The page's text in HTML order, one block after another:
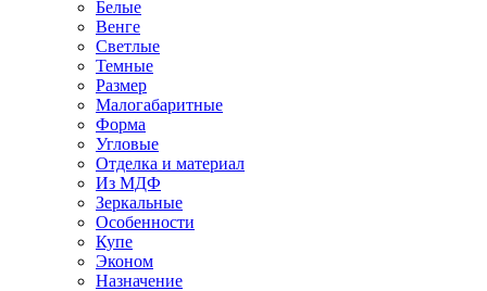
Белые
Венге
Светлые
Темные
Размер
Малогабаритные
Форма
Угловые
Отделка и материал
Из МДФ
Зеркальные
Особенности
Купе
Эконом
Назначение